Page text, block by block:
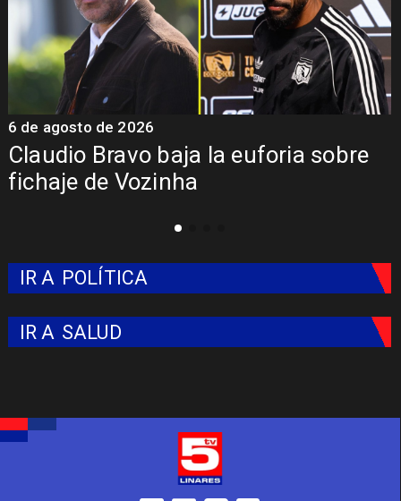
Claudio Bravo baja la euforia sobre
fichaje de Vozinha
6 de agosto de 2026
IR A POLÍTICA
IR A SALUD